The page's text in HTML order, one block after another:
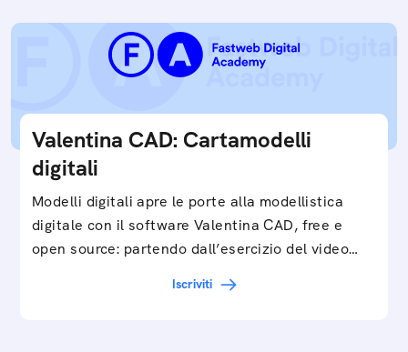
Valentina CAD: Cartamodelli
digitali
Modelli digitali apre le porte alla modellistica
digitale con il software Valentina CAD, free e
open source: partendo dall’esercizio del video…
Iscriviti